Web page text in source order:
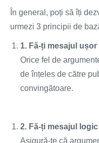
În general, poți să îți
urmezi 3 principii de
1. Fă-ți mesajul
Orice fel de
de înțeles de către
convingătoare.
2. Fă-ți mesajul
Asigură-te că